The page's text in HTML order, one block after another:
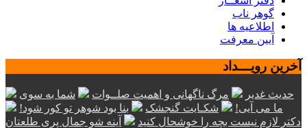
گوهر ناب
اطلاعیه ها
آیین معرفت
آخرین رویـــداد
حدیث غدیر مرگ ناگهانی و اهمیت صلــوات
شما به سوی
ما می آیی!
شکـایت گنجشک
بنا بود شوهر تو کور شود!
دکتر لازم نیست بچه را خوشحال کنید
آینه شو جمال پری طلعتان